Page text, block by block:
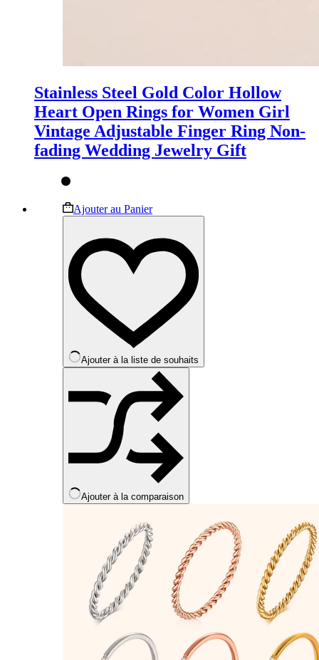
Stainless Steel Gold Color Hollow
Heart Open Rings for Women Girl
Vintage Adjustable Finger Ring Non-
fading Wedding Jewelry Gift
Ajouter au PanierCe
plusieurs
variations.
options
peuvent
être
choisies
sur
page
du
produit
Ajouter à la liste de souhaits
Ajouter à la comparaison